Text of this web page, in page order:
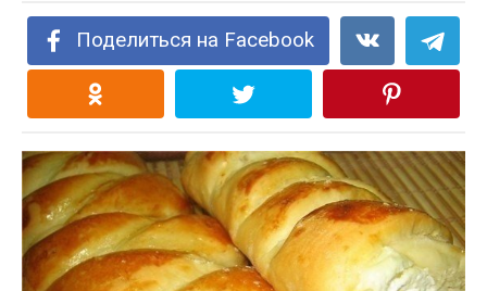
Поделиться на Facebook